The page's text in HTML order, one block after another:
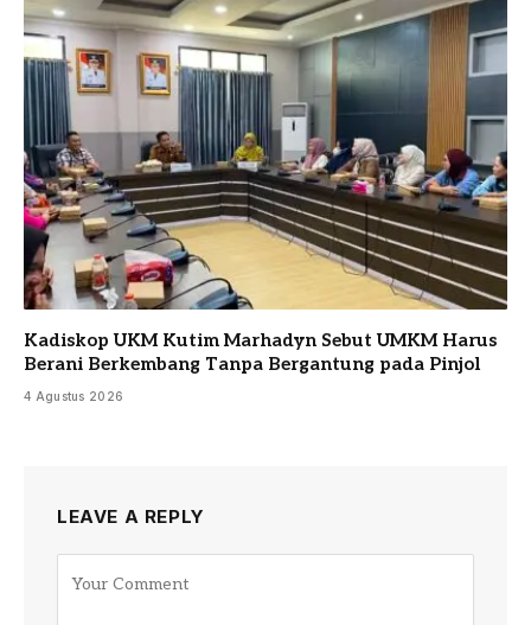
Kadiskop UKM Kutim Marhadyn Sebut UMKM Harus
Berani Berkembang Tanpa Bergantung pada Pinjol
4 Agustus 2026
LEAVE A REPLY